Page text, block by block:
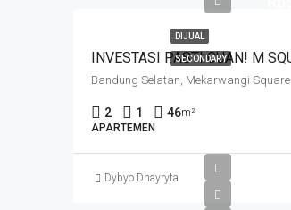
DIJUAL
SECONDARY
Bandung Selatan, Mekarwangi Square
2 1 46m²
APARTEMEN
Dybyo Dhayryta